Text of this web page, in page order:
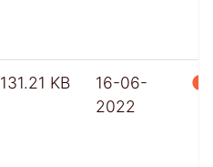
131.21 KB
16-06-
2022